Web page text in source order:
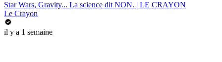
Star Wars, Gravity... La science dit NON. | LE CRAYON
Le Crayon
il y a 1 semaine